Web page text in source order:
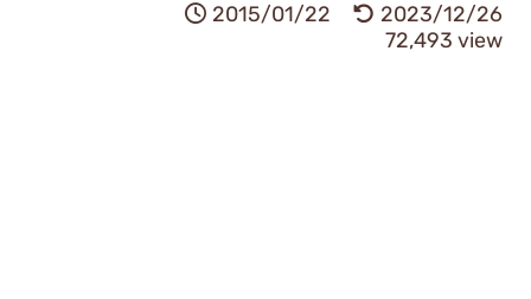
2015/01/22
2023/12/26
72,493 view